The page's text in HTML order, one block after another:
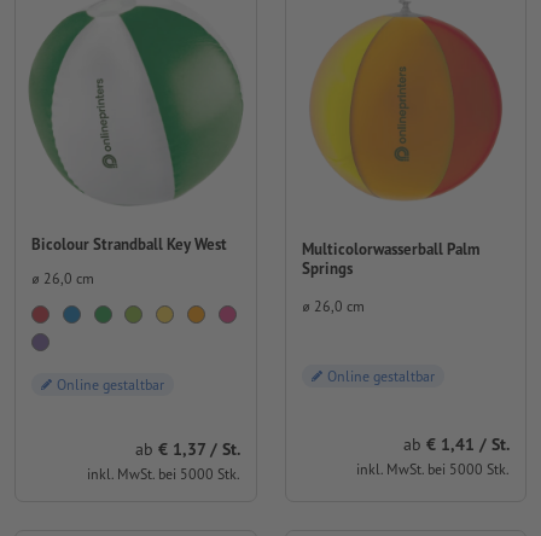
Bicolour Strandball Key West
⌀ 26,0 cm
Online gestaltbar
ab € 1,37 / St.
inkl. MwSt. bei 5000 Stk.
Multicolorwasserball Palm
Springs
⌀ 26,0 cm
Online gestaltbar
ab € 1,41 / St.
inkl. MwSt. bei 5000 Stk.